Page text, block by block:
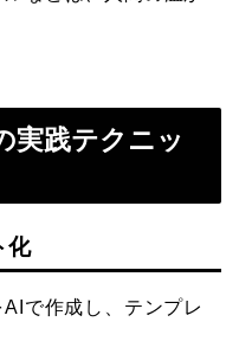
実践テクニッ
化
で作成し、テンプレ